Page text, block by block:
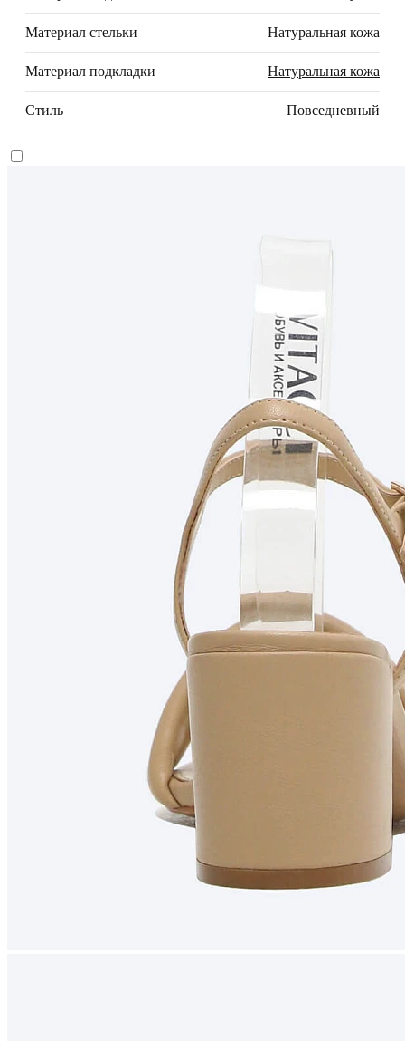
Материал стельки Натуральная кожа
Материал подкладки Натуральная кожа
Стиль Повседневный